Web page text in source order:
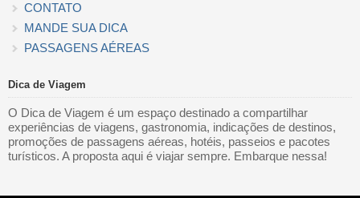
CONTATO
MANDE SUA DICA
PASSAGENS AÉREAS
Dica de Viagem
O Dica de Viagem é um espaço destinado a compartilhar
experiências de viagens, gastronomia, indicações de destinos,
promoções de passagens aéreas, hotéis, passeios e pacotes
turísticos. A proposta aqui é viajar sempre. Embarque nessa!